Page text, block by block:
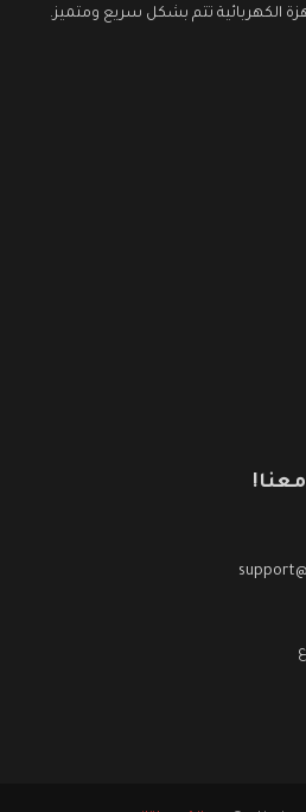
الكهربائية تتم بشكل سريع ومتميز.